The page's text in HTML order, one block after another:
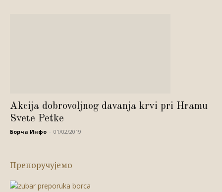
Akcija dobrovoljnog davanja krvi pri Hramu
Svete Petke
Борча Инфо 01/02/2019
Препоручујемо